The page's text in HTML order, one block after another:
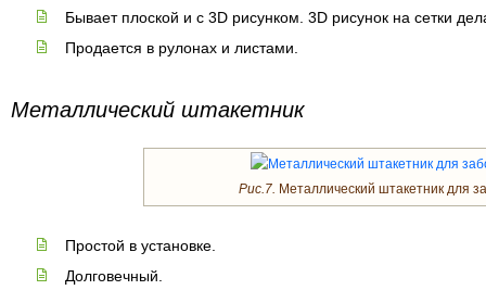
Бывает плоской и с 3D рисунком. 3D рисунок на сетки
Продается в рулонах и листами.
Металлический штакетник
Рис.7. Металлический штакетник для
Простой в установке.
Долговечный.